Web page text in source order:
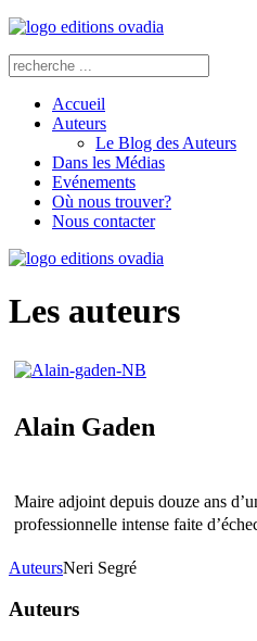
Accueil
Auteurs
Le Blog des Auteurs
Dans les Médias
Evénements
Où nous trouver?
Nous contacter
Les auteurs
Alain Gaden
Maire adjoint depuis douze ans
professionnelle intense faite
AuteursNeri Segré
Auteurs